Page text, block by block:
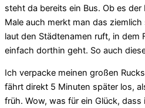
steht da bereits ein Bus. Ob es
Male auch merkt man das
laut den Städtenamen ruft, in dem
einfach dorthin geht. So auch
Ich verpacke meinen großen
fährt direkt 5 Minuten später los,
früh. Wow, was für ein Glück,